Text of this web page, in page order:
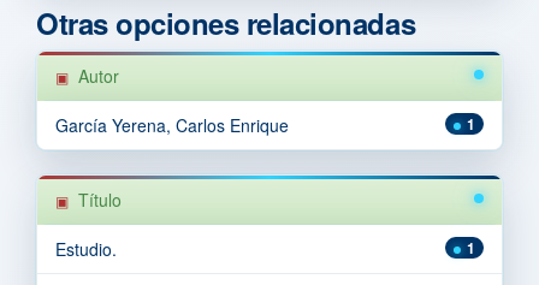
Otras opciones relacionadas
Autor
1
García Yerena, Carlos Enrique
Título
1
Estudio.